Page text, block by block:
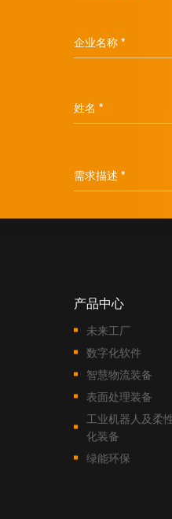
企业名称 *
姓名 *
需求描述 *
产品中心
未来工厂
数字化软件
智慧物流装备
表面处理装备
工业机器人及柔
化装备
绿能环保